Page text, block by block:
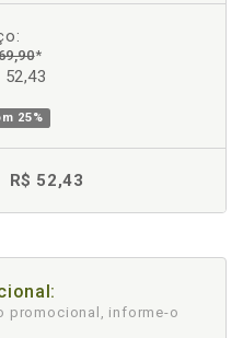
*
25%
R$ 52,43
promocional, informe-o